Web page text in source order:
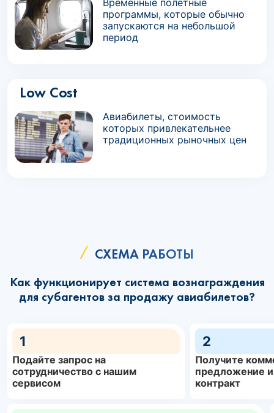
Временные полетные
программы, которые обычно
запускаются на небольшой
период
Low Cost
Авиабилеты, стоимость
которых привлекательнее
традиционных рыночных цен
СХЕМА РАБОТЫ
Как функционирует система вознаграждения
для субагентов за продажу авиабилетов?
1
Подайте запрос на
сотрудничество с нашим
сервисом
2
Получите
предложение
контракт